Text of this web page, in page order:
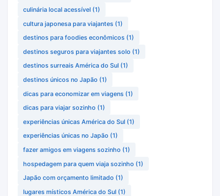
culinária local acessível (1)
cultura japonesa para viajantes (1)
destinos para foodies econômicos (1)
destinos seguros para viajantes solo (1)
destinos surreais América do Sul (1)
destinos únicos no Japão (1)
dicas para economizar em viagens (1)
dicas para viajar sozinho (1)
experiências únicas América do Sul (1)
experiências únicas no Japão (1)
fazer amigos em viagens sozinho (1)
hospedagem para quem viaja sozinho (1)
Japão com orçamento limitado (1)
lugares místicos América do Sul (1)